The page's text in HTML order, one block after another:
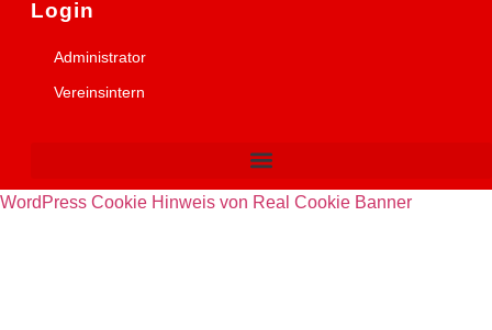
Login
Administrator
Vereinsintern
WordPress Cookie Hinweis von Real Cookie Banner